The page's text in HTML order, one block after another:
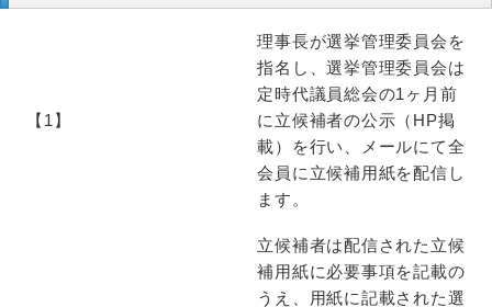
【1】
理事長が選挙管理委員会を
指名し、選挙管理委員会は
定時代議員総会の1ヶ月前
に立候補者の公示（HP掲
載）を行い、メールにて全
会員に立候補用紙を配信し
ます。
立候補者は配信された立候
補用紙に必要事項を記載の
うえ、用紙に記載された選